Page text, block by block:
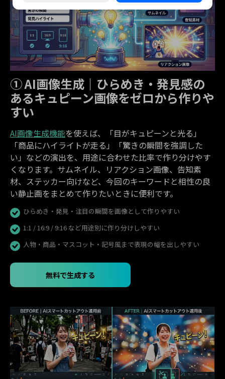
① AI画像生成｜ひらめき・発見感の
あるキュピーン画像をゼロから作りや
すい
AI画像生成機能を使えば、「目がキュピーンと光る」
「商品にハイライトが走る」「驚きの瞬間を強調した
い」などの演出を、用途に合わせた比率で作り分けやす
くなります。サムネイル、リアクション画像、告知素
材、ステッカー向けなど、今回のキーワードと相性の良
い静止画をまとめて作りたいときに便利です。
ひらめき・発見・注目の瞬間を画像として作りやすい
1:1 / 16:9 / 9:16 など用途別に作り分けしやすい
人物・商品・マスコット・記号風まで表現の幅を出しやすい
無料で生成する